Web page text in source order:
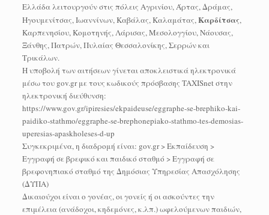
Ελλάδα λειτουργούν στις πόλεις Αγρινίου, Άρτας, Δράμας,
Ηγουμενίτσας, Ιωαννίνων, Καβάλας, Καλαμάτας, Καρδίτσας,
Καρπενησίου, Κομοτηνής, Λάρισας, Μεσολογγίου, Νάουσας,
Ξάνθης, Πατρών, Πυλαίας Θεσσαλονίκης, Σερρών και
Τρικάλων.
Η υποβολή των αιτήσεων γίνεται αποκλειστικά ηλεκτρονικά
μέσω του gov.gr με τους κωδικούς πρόσβασης TAXISnet στην
ηλεκτρονική διεύθυνση:
https://www.gov.gr/ipiresies/ekpaideuse/eggraphe-se-brephiko-kai-
paidiko-stathmo/eggraphe-se-brephonepiako-stathmo-tes-demosias-
uperesias-apaskholeses-d-up
Συγκεκριμένα, η διαδρομή είναι: gov.gr > Εκπαίδευση >
Εγγραφή σε βρεφικό και παιδικό σταθμό > Εγγραφή σε
βρεφονηπιακό σταθμό της Δημόσιας Υπηρεσίας Απασχόλησης
(ΔΥΠΑ)
Δικαιούχοι είναι ο γονέας, οι γονείς ή οι ασκούντες την
επιμέλεια (ανάδοχοι, κηδεμόνες, κ.λπ.) ωφελούμενων παιδιών,